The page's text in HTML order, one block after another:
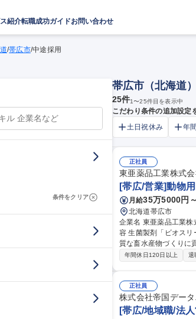
紹介転職成功ガイドお問い合わせ
/帯広市/中途採用
条件をクリア
帯広市（北海道
25件1〜25件目を表示中
こだわり条件の追加設定
土日祝休み
年
正社員
東亜薬品工業株式
[帯広/営業]動物
月給35万5000円
北海道帯広市
企業名 東亜薬品工業株式会社 求人名 [帯広/営業]動物用医薬品＜ベテラン歓迎＞ 年休124
容 生菌製剤「ビオス
質な畜水産物づくりに貢献します
との関係構築と同行
可
年間休日120日以上 退
正社員
株式会社帝国デー
[帯広/地域職/法